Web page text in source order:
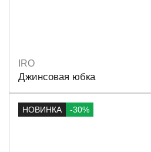
Размеры
IRO
Джинсовая юбка
НОВИНКА -30%